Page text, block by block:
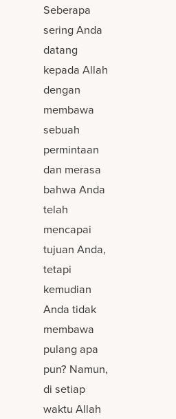
Seberapa
sering Anda
datang
kepada Allah
dengan
membawa
sebuah
permintaan
dan merasa
bahwa Anda
telah
mencapai
tujuan Anda,
tetapi
kemudian
Anda tidak
membawa
pulang apa
pun? Namun,
di setiap
waktu Allah